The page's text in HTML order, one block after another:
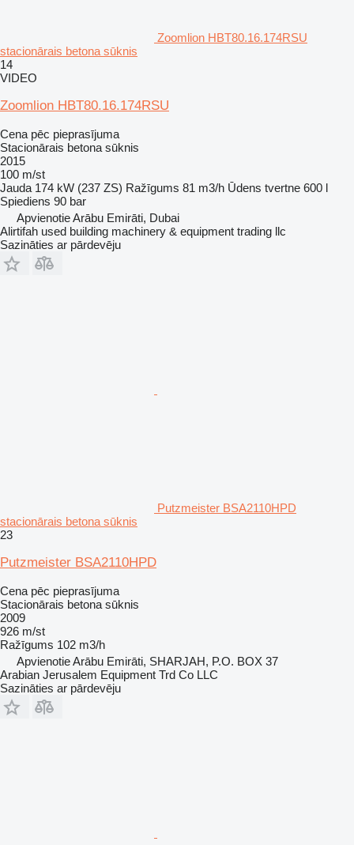
Zoomlion HBT80.16.174RSU
stacionārais betona sūknis
14
VIDEO
Zoomlion HBT80.16.174RSU
Cena pēc pieprasījuma
Stacionārais betona sūknis
2015
100 m/st
Jauda 174 kW (237 ZS) Ražīgums 81 m3/h Ūdens tvertne 600 l
Spiediens 90 bar
Apvienotie Arābu Emirāti, Dubai
Alirtifah used building machinery & equipment trading llc
Sazināties ar pārdevēju
Putzmeister BSA2110HPD
stacionārais betona sūknis
23
Putzmeister BSA2110HPD
Cena pēc pieprasījuma
Stacionārais betona sūknis
2009
926 m/st
Ražīgums 102 m3/h
Apvienotie Arābu Emirāti, SHARJAH, P.O. BOX 37
Arabian Jerusalem Equipment Trd Co LLC
Sazināties ar pārdevēju